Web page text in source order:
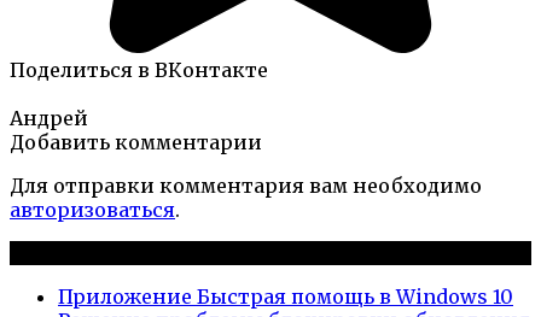
Поделиться в ВКонтакте
Андрей
Добавить комментарии
Для отправки комментария вам необходимо
авторизоваться.
Приложение Быстрая помощь в Windows 10